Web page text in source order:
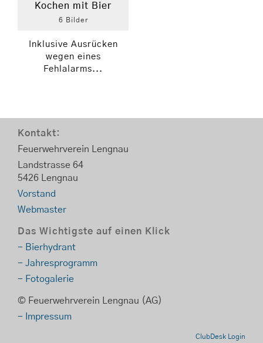
Kochen mit Bier
6 Bilder
Inklusive Ausrücken
wegen eines
Fehlalarms...
Kontakt:
Feuerwehrverein Lengnau
Landstrasse 64
5426 Lengnau
Vorstand
Webmaster
Das Wichtigste auf einen Klick
- Bierhydrant
- Jahresprogramm
- Fotogalerie
© Feuerwehrverein Lengnau (AG)
- Impressum
ClubDesk Login